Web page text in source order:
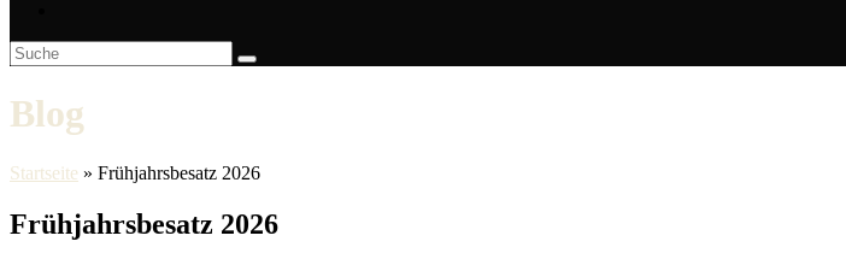
Blog
Startseite » Frühjahrsbesatz 2026
Frühjahrsbesatz 2026